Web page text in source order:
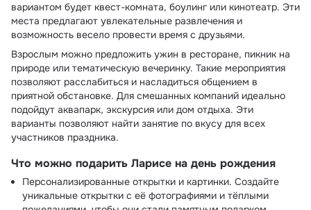
вариантом будет квест-комната, боулинг или кинотеатр. Эти
места предлагают увлекательные развлечения и
возможность весело провести время с друзьями.
Взрослым можно предложить ужин в ресторане, пикник на
природе или тематическую вечеринку. Такие мероприятия
позволяют расслабиться и насладиться общением в
приятной обстановке. Для смешанных компаний идеально
подойдут аквапарк, экскурсия или дом отдыха. Эти
варианты позволяют найти занятие по вкусу для всех
участников праздника.
Что можно подарить Ларисе на день рождения
Персонализированные открытки и картинки. Создайте
уникальные открытки с её фотографиями и тёплыми